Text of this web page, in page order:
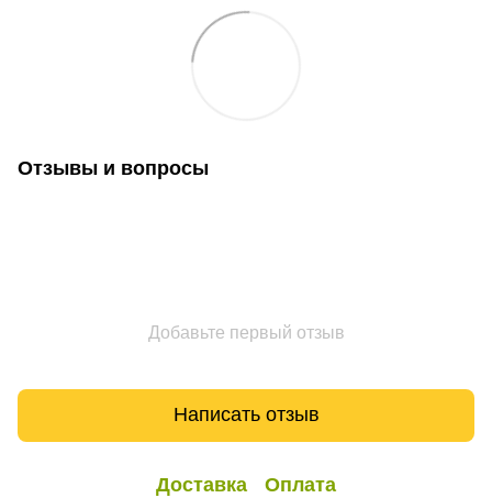
Отзывы и вопросы
Добавьте первый отзыв
Написать отзыв
Доставка Оплата